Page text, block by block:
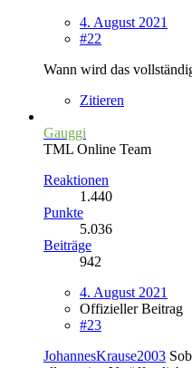
4. August 2021
#22
Wann wird das
Zitieren
Gauggi
TML Online Team
Reaktionen
1.440
Punkte
5.036
Beiträge
942
4. August 2021
Offizieller Beitrag
#23
JohannesKrause2003